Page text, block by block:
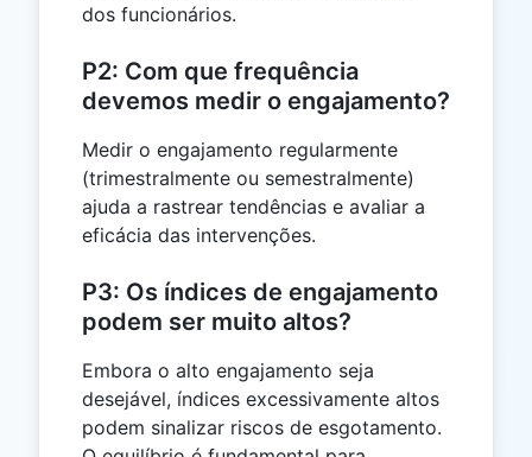
dos funcionários.
P2: Com que frequência
devemos medir o engajamento?
Medir o engajamento regularmente
(trimestralmente ou semestralmente)
ajuda a rastrear tendências e avaliar a
eficácia das intervenções.
P3: Os índices de engajamento
podem ser muito altos?
Embora o alto engajamento seja
desejável, índices excessivamente altos
podem sinalizar riscos de esgotamento.